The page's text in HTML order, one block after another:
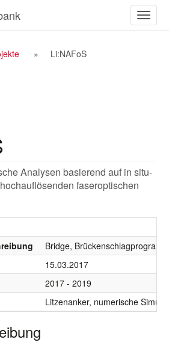
ein-/
Li:NAFoS
Analysen basierend auf in situ-
faseroptischen
Bridge,
15.03.2017
2017 - 2019
Litzenanker, numerische